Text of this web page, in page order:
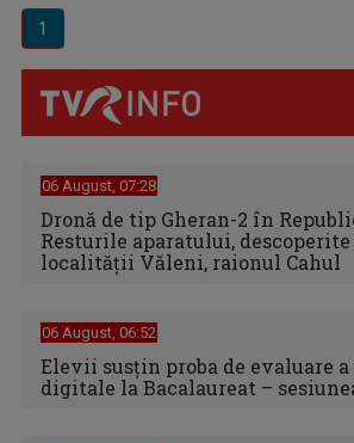
1
06 August, 07:28
Dronă de tip Gheran-2 în
Resturile aparatului,
localității Văleni, raionul Cahul
06 August, 06:52
Elevii susțin proba de evaluare
digitale la Bacalaureat –